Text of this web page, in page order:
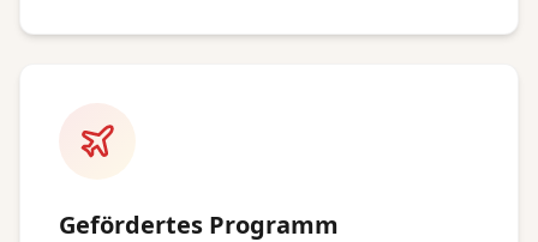
Gefördertes Programm